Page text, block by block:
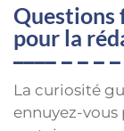
Questions
pour la
La curiosité
ennuyez-